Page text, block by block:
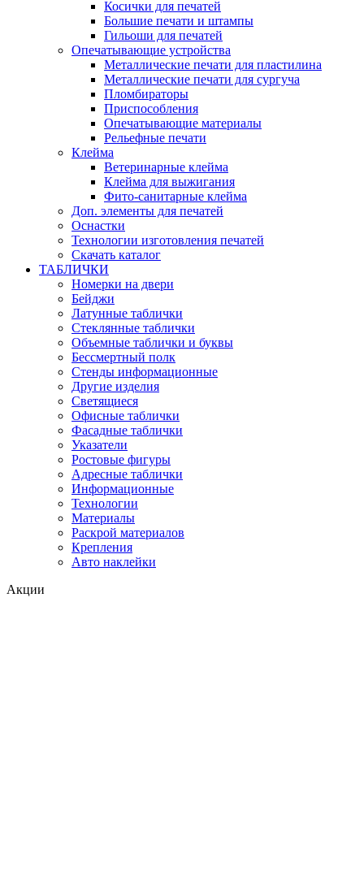
Косички для печатей
Большие печати и штампы
Гильоши для печатей
Опечатывающие устройства
Металлические печати для пластилина
Металлические печати для сургуча
Пломбираторы
Приспособления
Опечатывающие материалы
Рельефные печати
Клейма
Ветеринарные клейма
Клейма для выжигания
Фито-санитарные клейма
Доп. элементы для печатей
Оснастки
Технологии изготовления печатей
Скачать каталог
ТАБЛИЧКИ
Номерки на двери
Бейджи
Латунные таблички
Стеклянные таблички
Объемные таблички и буквы
Бессмертный полк
Стенды информационные
Другие изделия
Светящиеся
Офисные таблички
Фасадные таблички
Указатели
Ростовые фигуры
Адресные таблички
Информационные
Технологии
Материалы
Раскрой материалов
Крепления
Авто наклейки
Акции